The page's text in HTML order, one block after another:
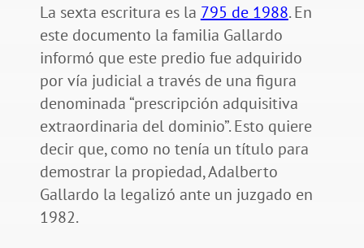
La sexta escritura es la 795 de 1988. En
este documento la familia Gallardo
informó que este predio fue adquirido
por vía judicial a través de una figura
denominada “prescripción adquisitiva
extraordinaria del dominio”. Esto quiere
decir que, como no tenía un título para
demostrar la propiedad, Adalberto
Gallardo la legalizó ante un juzgado en
1982.